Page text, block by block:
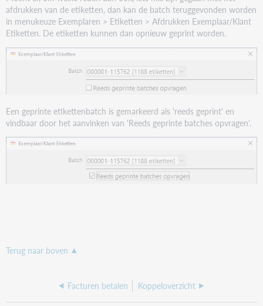
afdrukken van de etiketten, dan kan de batch teruggevonden worden
in menukeuze Exemplaren > Etiketten > Afdrukken Exemplaar/Klant
Etiketten. De etiketten kunnen dan opnieuw geprint worden.
Een geprinte etikettenbatch is gemarkeerd als 'reeds geprint' en
vindbaar door het aanvinken van 'Reeds geprinte batches opvragen'.
Terug naar boven
Facturen betalen Koppeloverzicht